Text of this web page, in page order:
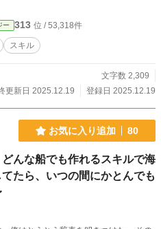
ー 313 位 / 53,318件
スキル
文字数 2,309
更新日 2025.12.19
登録日 2025.12.19
お気に入り追加 80
んな船でも作れるスキルで海
たら、いつの間にかとんでも